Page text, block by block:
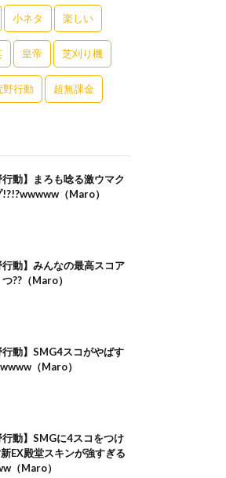
小ネタ 楽しい
皇帝 芝刈り機
野行動 超無課金
行動】まろも唸る激ウマク
!?!?wwwww（Maro）
行動】みんなの最高スコア
??（Maro）
行動】SMG4スコがやばす
（Maro）
行動】SMGに4スコをつけ
EX殿堂スキンが強すぎる
（Maro）